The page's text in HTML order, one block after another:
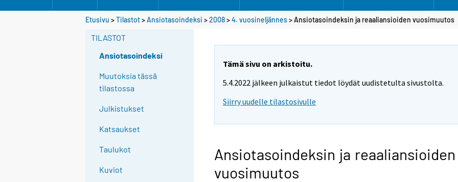
Etusivu >Tilastot>Ansiotasoindeksi >2008>4. vuosineljännes> Ansiotasoindeksin ja reaaliansioiden vuosimuutos
TILASTOT
Ansiotasoindeksi
Muutoksia tässä
tilastossa
Julkistukset
Katsaukset
Taulukot
Kuviot
Tämä sivu on arkistoitu.
5.4.2022 jälkeen julkaistut tiedot löydät uudistetulta sivustolta.
Siirry uudelle tilastosivulle
Ansiotasoindeksin ja reaaliansioiden
vuosimuutos